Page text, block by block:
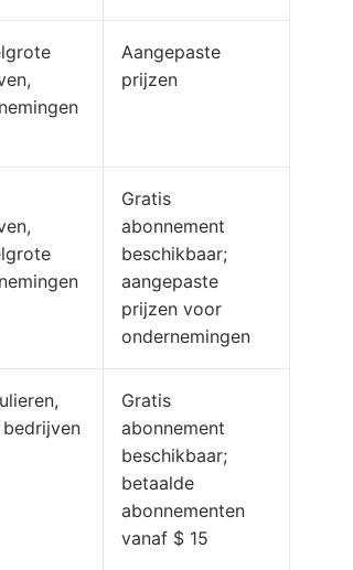
Aangepaste
prijzen
Gratis
abonnement
beschikbaar;
aangepaste
prijzen voor
ondernemingen
Gratis
abonnement
beschikbaar;
betaalde
abonnementen
vanaf $ 15